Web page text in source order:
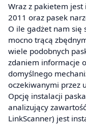
Wraz z pakietem jest
2011 oraz pasek
O ile gadżet nam się
mocno trącą
wiele podobnych
zdaniem informacje
domyślnego
oczekiwanymi przez
Opcję instalacji
analizujący
LinkScanner) jest